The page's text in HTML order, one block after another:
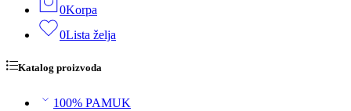
0Korpa
0Lista želja
Katalog proizvoda
100% PAMUK